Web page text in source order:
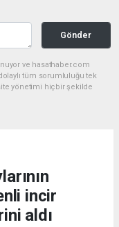
Gönder
ve hasathaber.com
tüm sorumluluğu tek
yönetimi hiçbir şekilde
incir
aldı